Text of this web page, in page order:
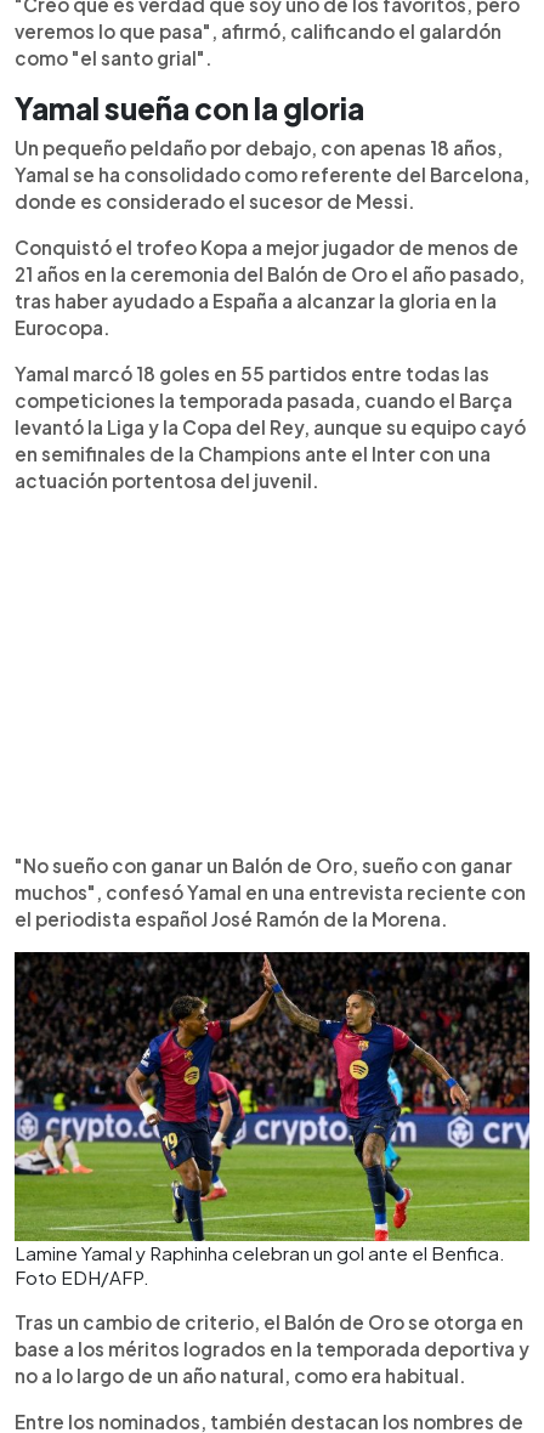
veremos lo que pasa", afirmó, calificando el galardón
como "el santo grial".
Yamal sueña con la gloria
Un pequeño peldaño por debajo, con apenas 18 años,
Yamal se ha consolidado como referente del Barcelona,
donde es considerado el sucesor de Messi.
Conquistó el trofeo Kopa a mejor jugador de menos de
21 años en la ceremonia del Balón de Oro el año pasado,
tras haber ayudado a España a alcanzar la gloria en la
Eurocopa.
Yamal marcó 18 goles en 55 partidos entre todas las
competiciones la temporada pasada, cuando el Barça
levantó la Liga y la Copa del Rey, aunque su equipo cayó
en semifinales de la Champions ante el Inter con una
actuación portentosa del juvenil.
"No sueño con ganar un Balón de Oro, sueño con ganar
muchos", confesó Yamal en una entrevista reciente con
el periodista español José Ramón de la Morena.
Lamine Yamal y Raphinha celebran un gol ante el Benfica.
Foto EDH/AFP.
Tras un cambio de criterio, el Balón de Oro se otorga en
base a los méritos logrados en la temporada deportiva y
no a lo largo de un año natural, como era habitual.
Entre los nominados, también destacan los nombres de